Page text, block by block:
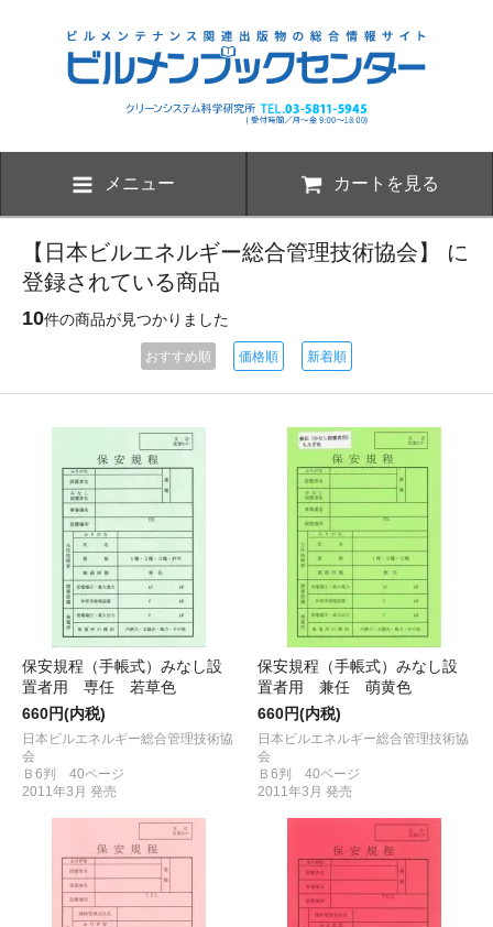
メニュー カートを見る
【日本ビルエネルギー総合管理技術協会】 に
登録されている商品
10件の商品が見つかりました
おすすめ順 価格順 新着順
保安規程（手帳式）みなし設
置者用 専任 若草色
660円(内税)
日本ビルエネルギー総合管理技術協
会
Ｂ6判 40ページ
2011年3月 発売
保安規程（手帳式）みなし設
置者用 兼任 萌黄色
660円(内税)
日本ビルエネルギー総合管理技術協
会
Ｂ6判 40ページ
2011年3月 発売